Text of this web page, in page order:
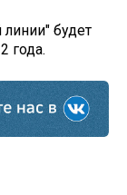
будет
года.